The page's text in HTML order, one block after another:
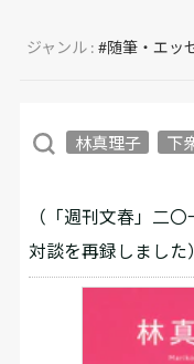
ジャンル :#随筆・エッ
林真理子 下
（「週刊文春」二
対談を再録しました）